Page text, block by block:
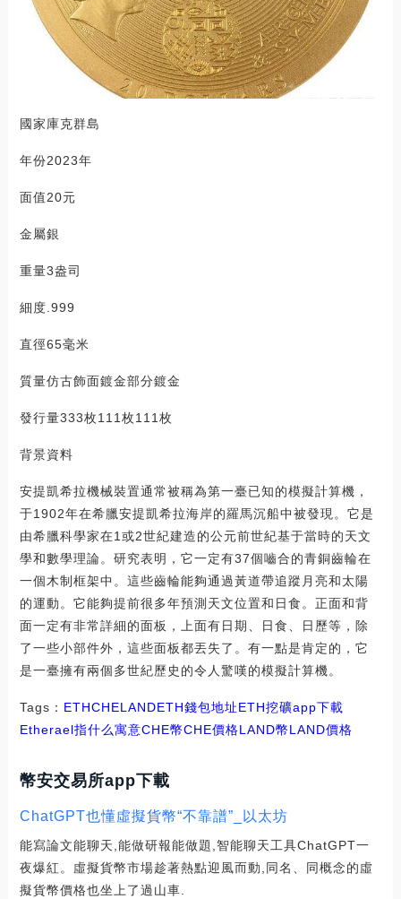
國家庫克群島
年份2023年
面值20元
金屬銀
重量3盎司
細度.999
直徑65毫米
質量仿古飾面鍍金部分鍍金
發行量333枚111枚111枚
背景資料
安提凱希拉機械裝置通常被稱為第一臺已知的模擬計算機，
于1902年在希臘安提凱希拉海岸的羅馬沉船中被發現。它是
由希臘科學家在1或2世紀建造的公元前世紀基于當時的天文
學和數學理論。研究表明，它一定有37個嚙合的青銅齒輪在
一個木制框架中。這些齒輪能夠通過黃道帶追蹤月亮和太陽
的運動。它能夠提前很多年預測天文位置和日食。正面和背
面一定有非常詳細的面板，上面有日期、日食、日歷等，除
了一些小部件外，這些面板都丟失了。有一點是肯定的，它
是一臺擁有兩個多世紀歷史的令人驚嘆的模擬計算機。
Tags： ETHCHELANDETH錢包地址ETH挖礦app下載
Etherael指什么寓意CHE幣CHE價格LAND幣LAND價格
幣安交易所app下載
ChatGPT也懂虛擬貨幣“不靠譜”_以太坊
能寫論文能聊天,能做研報能做題,智能聊天工具ChatGPT一
夜爆紅。虛擬貨幣市場趁著熱點迎風而動,同名、同概念的虛
擬貨幣價格也坐上了過山車.